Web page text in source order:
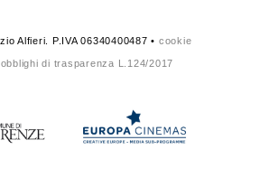
Alfieri. P.IVA 06340400487 • cookie
obblighi di trasparenza L.124/2017